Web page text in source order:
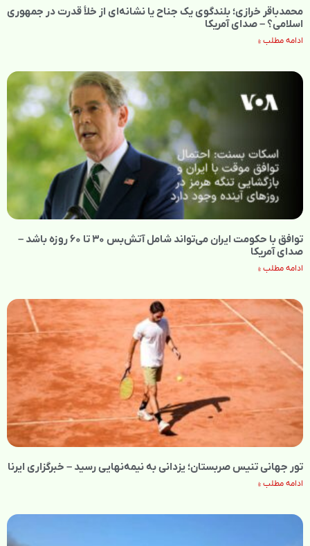
محمدباقر خرازی؛ بلندگوی یک جناح یا نشانه‌ای از خلأ قدرت در جمهوری
اسلامی؟ – صدای آمریکا
ادامه مطلب »
توافق با حکومت ایران می‌تواند شامل آتش‌بس ۳۰ تا ۶۰ روزه باشد –
صدای آمریکا
ادامه مطلب »
تور جهانی تنیس صربستان؛ یزدانی به نیمه‌نهایی رسید – خبرگزاری ایرنا
ادامه مطلب »